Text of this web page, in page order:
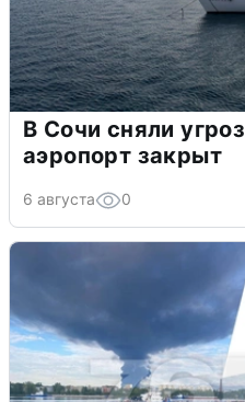
В Сочи сняли
аэропорт закрыт
6 августа 0